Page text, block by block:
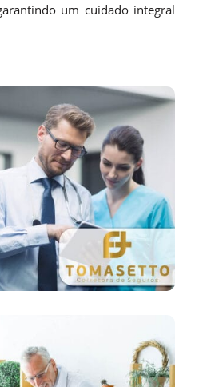
um cuidado integral